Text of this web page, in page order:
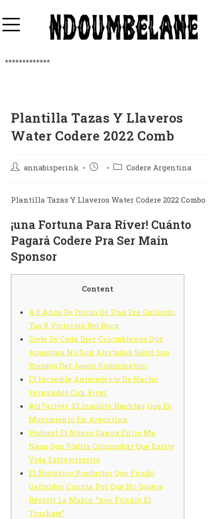
*************
Plantilla Tazas Y Llaveros
Water Codere 2022 Comb
annabisperink Codere Argentina
Plantilla Tazas Y Llaveros Water Codere 2022 Combo
¡una Fortuna Para River! Cuánto
Pagará Codere Pra Ser Main
Sponsor
Content
A 8 Años De Inicio De Una Era Gallardo:
Tus 8 Victorias Bet Boca
Siete De Cada Diez Colombianos Que
Apuestan No Son Alertados Sobre Los
Riesgos Del Juego Problemático
El Increíble Antecedente De Nacho
Fernández Con River
#cr7ariver: El Insólito Hashtag Que Es
Movimiento En Argentina
Podcast El Nuevo Ganga Entre Ma
Nasa Que Podría Comprobar Que Existe
Vida Extraterrestre
El Histórico Productor Que Fundó
Gativideo Cuenta Por Qué No Quiere
Revivir La Marca: “nos Fundió El
Truchaje”